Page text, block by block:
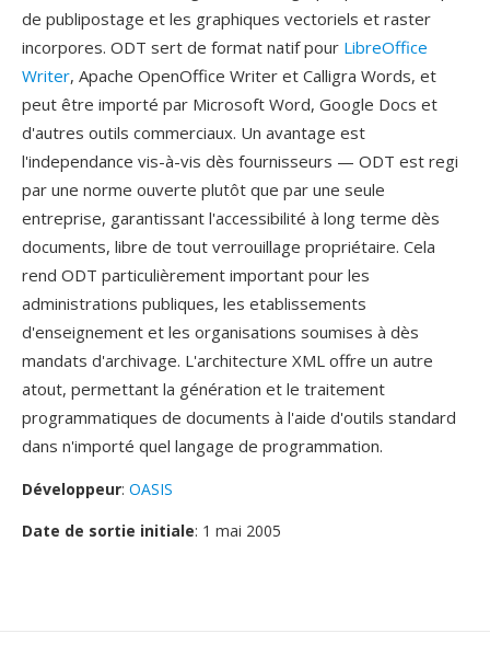
de publipostage et les graphiques vectoriels et raster
incorpores. ODT sert de format natif pour LibreOffice
Writer, Apache OpenOffice Writer et Calligra Words, et
peut être importé par Microsoft Word, Google Docs et
d'autres outils commerciaux. Un avantage est
l'independance vis-à-vis dès fournisseurs — ODT est regi
par une norme ouverte plutôt que par une seule
entreprise, garantissant l'accessibilité à long terme dès
documents, libre de tout verrouillage propriétaire. Cela
rend ODT particulièrement important pour les
administrations publiques, les etablissements
d'enseignement et les organisations soumises à dès
mandats d'archivage. L'architecture XML offre un autre
atout, permettant la génération et le traitement
programmatiques de documents à l'aide d'outils standard
dans n'importé quel langage de programmation.
Développeur: OASIS
Date de sortie initiale: 1 mai 2005